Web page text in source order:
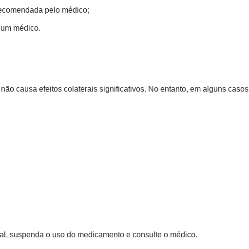
pelo médico;
médico.
causa efeitos colaterais significativos. No entanto, em alguns
suspenda o uso do medicamento e consulte o médico.